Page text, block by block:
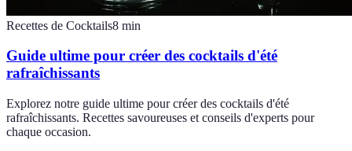
Recettes de Cocktails8 min
Guide ultime pour créer des cocktails d'été
rafraîchissants
Explorez notre guide ultime pour créer des cocktails d'été
rafraîchissants. Recettes savoureuses et conseils d'experts pour
chaque occasion.